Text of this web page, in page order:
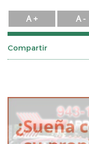
A + A -
Compartir